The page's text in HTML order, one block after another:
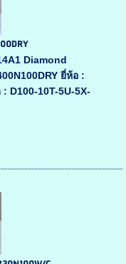
Diamond
ยี่ห้อ :
D100-10T-5U-5X-